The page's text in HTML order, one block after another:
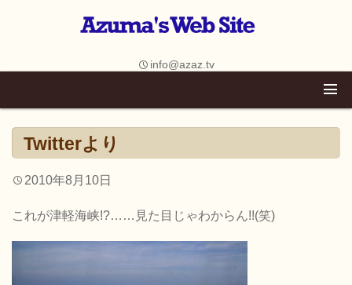
info@azaz.tv
Twitterより
2010年8月10日
これが津軽海峡!?……見た目じゃわからん!!(笑)